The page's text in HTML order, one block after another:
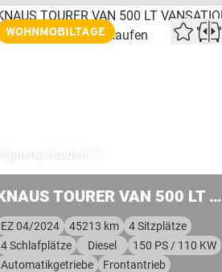
WOHNMOBILTAGE
KNAUS TOURER VAN 500 LT VANSATION
EZ 04/2024 45213 km
4 Sitzplätze
4 Schlafplätze
Diesel
150 PS / 110 KW
Automatikgetriebe
Frontantrieb